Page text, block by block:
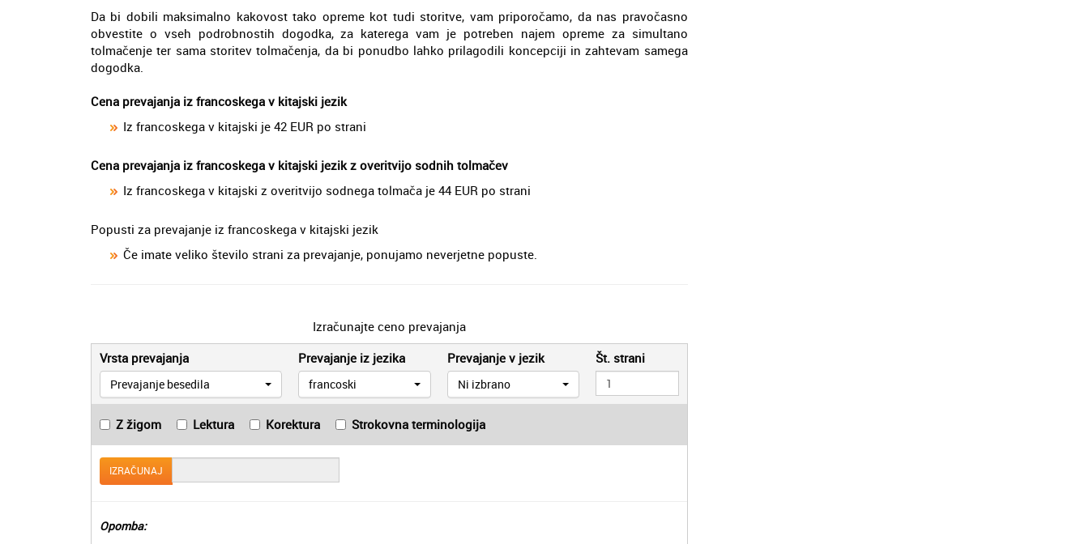
Da bi dobili maksimalno kakovost tako opreme kot tudi storitve, vam priporočamo, da nas pravočasno
obvestite o vseh podrobnostih dogodka, za katerega vam je potreben najem opreme za simultano
tolmačenje ter sama storitev tolmačenja, da bi ponudbo lahko prilagodili koncepciji in zahtevam samega
dogodka.
Cena prevajanja iz francoskega v kitajski jezik
Iz francoskega v kitajski je 42 EUR po strani
Cena prevajanja iz francoskega v kitajski jezik z overitvijo sodnih tolmačev
Iz francoskega v kitajski z overitvijo sodnega tolmača je 44 EUR po strani
Popusti za prevajanje iz francoskega v kitajski jezik
Če imate veliko število strani za prevajanje, ponujamo neverjetne popuste.
Izračunajte ceno prevajanja
Vrsta prevajanja
Prevajanje besedila
Prevajanje iz jezika
francoski
Prevajanje v jezik
Ni izbrano
Št. strani
Z žigom Lektura Korektura Strokovna terminologija
IZRAČUNAJ
Opomba: